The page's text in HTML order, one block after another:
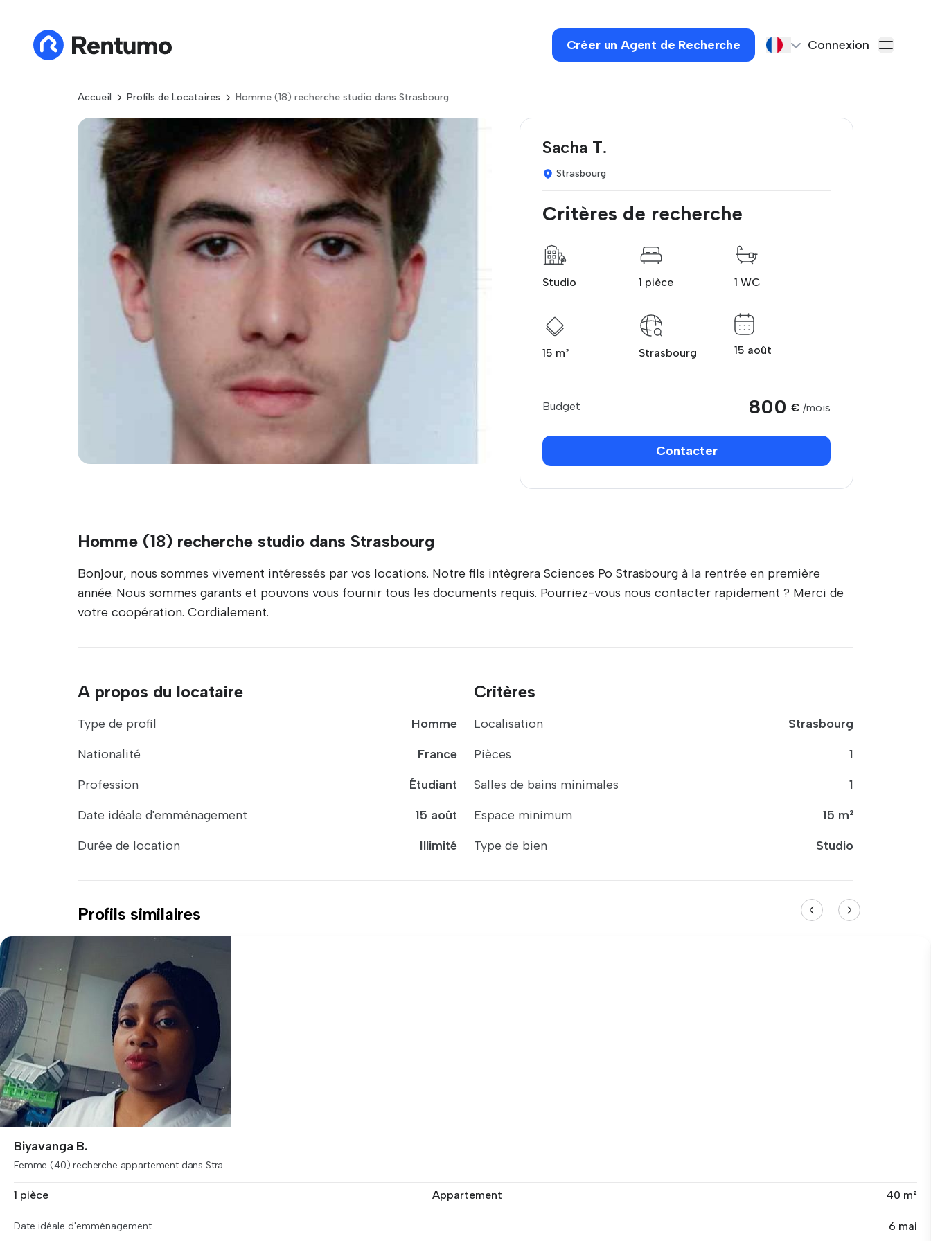
Créer un Agent de Recherche Connexion
Accueil Profils de Locataires Homme (18) recherche studio dans Strasbourg
Sacha T.
Strasbourg
Critères de recherche
Studio 1 pièce 1 WC
15 m² Strasbourg 15 août
Budget 800 € /mois
Contacter
Homme (18) recherche studio dans Strasbourg
Bonjour, nous sommes vivement intéressés par vos locations. Notre fils intègrera Sciences Po Strasbourg à la rentrée en première
année. Nous sommes garants et pouvons vous fournir tous les documents requis. Pourriez-vous nous contacter rapidement ? Merci de
votre coopération. Cordialement.
A propos du locataire
Type de profil
Homme
Nationalité
France
Profession
Étudiant
Date idéale d'emménagement
15 août
Durée de location
Illimité
Critères
Localisation
Strasbourg
Pièces
1
Salles de bains minimales
1
Espace minimum
15 m²
Type de bien
Studio
Profils similaires
Biyavanga B.
Femme (40) recherche appartement dans Stra...
1 pièce Appartement 40 m²
Date idéale d'emménagement 6 mai